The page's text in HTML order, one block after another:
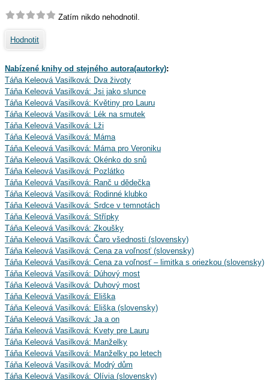
Zatím nikdo nehodnotil.
Hodnotit
Nabízené knihy od stejného autora(autorky):
Táňa Keleová Vasilková: Dva životy
Táňa Keleová Vasilková: Jsi jako slunce
Táňa Keleová Vasilková: Květiny pro Lauru
Táňa Keleová Vasilková: Lék na smutek
Táňa Keleová Vasilková: Lži
Táňa Keleová Vasilková: Máma
Táňa Keleová Vasilková: Máma pro Veroniku
Táňa Keleová Vasilková: Okénko do snů
Táňa Keleová Vasilková: Pozlátko
Táňa Keleová Vasilková: Ranč u dědečka
Táňa Keleová Vasilková: Rodinné klubko
Táňa Keleová Vasilková: Srdce v temnotách
Táňa Keleová Vasilková: Střípky
Táňa Keleová Vasilková: Zkoušky
Táňa Keleová Vasilková: Čaro všednosti (slovensky)
Táňa Keleová Vasilková: Cena za voľnosť (slovensky)
Táňa Keleová Vasilková: Cena za voľnosť – limitka s oriezkou (slovensky)
Táňa Keleová Vasilková: Dúhový most
Táňa Keleová Vasilková: Duhový most
Táňa Keleová Vasilková: Eliška
Táňa Keleová Vasilková: Eliška (slovensky)
Táňa Keleová Vasilková: Ja a on
Táňa Keleová Vasilková: Kvety pre Lauru
Táňa Keleová Vasilková: Manželky
Táňa Keleová Vasilková: Manželky po letech
Táňa Keleová Vasilková: Modrý dům
Táňa Keleová Vasilková: Olívia (slovensky)